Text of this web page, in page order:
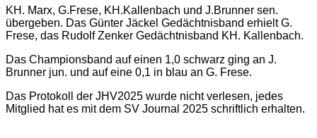
KH. Marx, G.Frese, KH.Kallenbach und J.Brunner sen.
übergeben. Das Günter Jäckel Gedächtnisband erhielt G.
Frese, das Rudolf Zenker Gedächtnisband KH. Kallenbach.
Das Championsband auf einen 1,0 schwarz ging an J.
Brunner jun. und auf eine 0,1 in blau an G. Frese.
Das Protokoll der JHV2025 wurde nicht verlesen, jedes
Mitglied hat es mit dem SV Journal 2025 schriftlich erhalten.